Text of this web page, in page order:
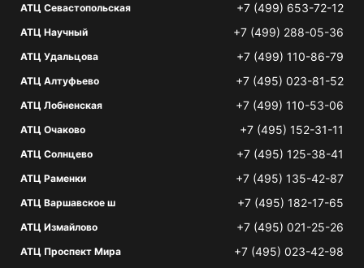
АТЦ Севастопольская +7 (499) 653-72-12
АТЦ Научный +7 (499) 288-05-36
АТЦ Удальцова +7 (499) 110-86-79
АТЦ Алтуфьево +7 (495) 023-81-52
АТЦ Лобненская +7 (499) 110-53-06
АТЦ Очаково +7 (495) 152-31-11
АТЦ Солнцево +7 (495) 125-38-41
АТЦ Раменки +7 (495) 135-42-87
АТЦ Варшавское ш +7 (495) 182-17-65
АТЦ Измайлово +7 (495) 021-25-26
АТЦ Проспект Мира +7 (495) 023-42-98